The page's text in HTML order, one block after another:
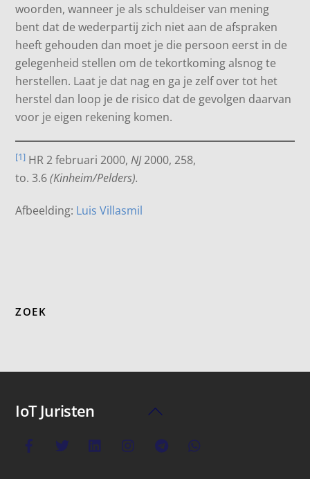
woorden, wanneer je als schuldeiser van mening
bent dat de wederpartij zich niet aan de afspraken
heeft gehouden dan moet je die persoon eerst in de
gelegenheid stellen om de tekortkoming alsnog te
herstellen. Laat je dat nag en ga je zelf over tot het
herstel dan loop je de risico dat de gevolgen daarvan
voor je eigen rekening komen.
[1] HR 2 februari 2000,NJ2000, 258,
to. 3.6(Kinheim/Pelders).
Afbeelding: Luis Villasmil
ZOEK
Back
Top
IoT Juristen